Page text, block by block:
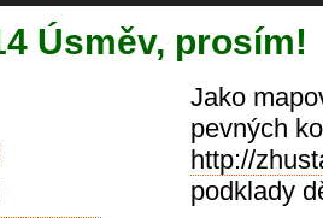
Úsměv, prosím!
Jako
pevných
http://
podklady